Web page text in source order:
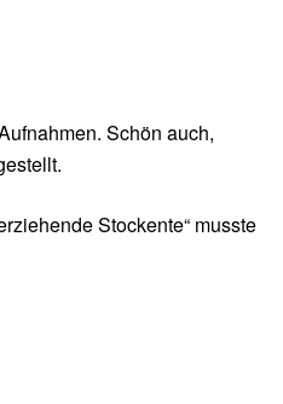
Schön auch,
Stockente“ musste